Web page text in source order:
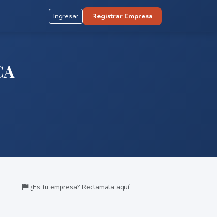
Ingresar Registrar Empresa
¿Es tu empresa? Reclamala aquí